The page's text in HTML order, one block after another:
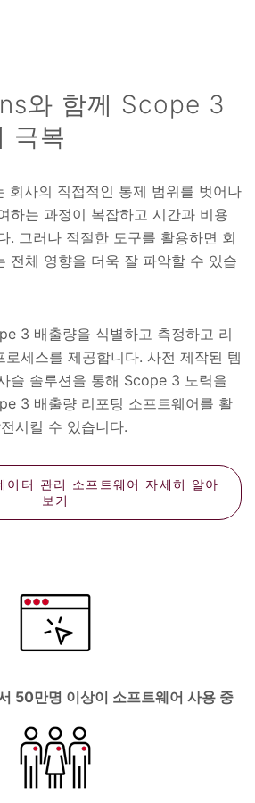
와 함께 Scope 3
극복
회사의 직접적인 통제 범위를 벗어나
하는 과정이 복잡하고 시간과 비용
. 그러나 적절한 도구를 활용하면 회
전체 영향을 더욱 잘 파악할 수 있습
3 배출량을 식별하고 측정하고 리
로세스를 제공합니다. 사전 제작된 템
슬 솔루션을 통해 Scope 3 노력을
3 배출량 리포팅 소프트웨어를 활
시킬 수 있습니다.
이터 관리 소프트웨어 자세히 알아
보기
50만명 이상이 소프트웨어 사용 중